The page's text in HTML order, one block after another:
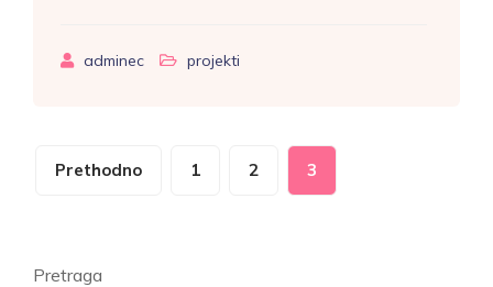
adminec projekti
Prethodno 1 2 3
Pretraga